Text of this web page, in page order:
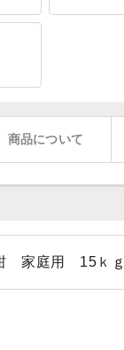
商品について
家庭用 15ｋｇ